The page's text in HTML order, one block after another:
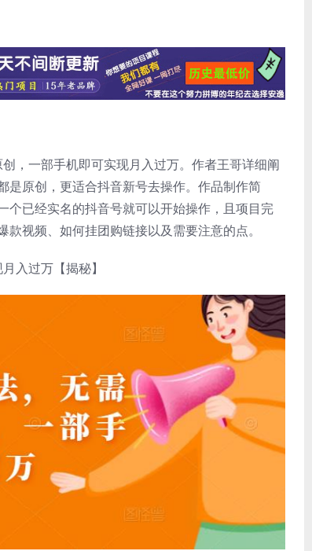
，一部手机即可实现月入过万。作者王哥详细阐
是原创，更适合抖音新号去操作。作品制作简
个已经实名的抖音号就可以开始操作，且项目完
视频、如何挂团购链接以及需要注意的点。
入过万【揭秘】